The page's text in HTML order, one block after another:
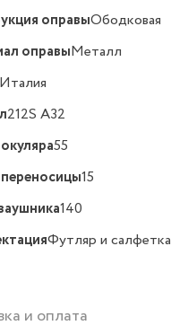
оправыОбодковая
оправыМеталл
Италия
212S A32
55
15
140
Футляр и салфетка
и оплата